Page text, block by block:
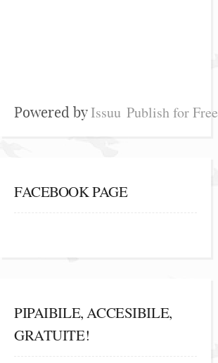
Powered byIssuu Publish for Free
FACEBOOK PAGE
PIPAIBILE, ACCESIBILE,
GRATUITE!